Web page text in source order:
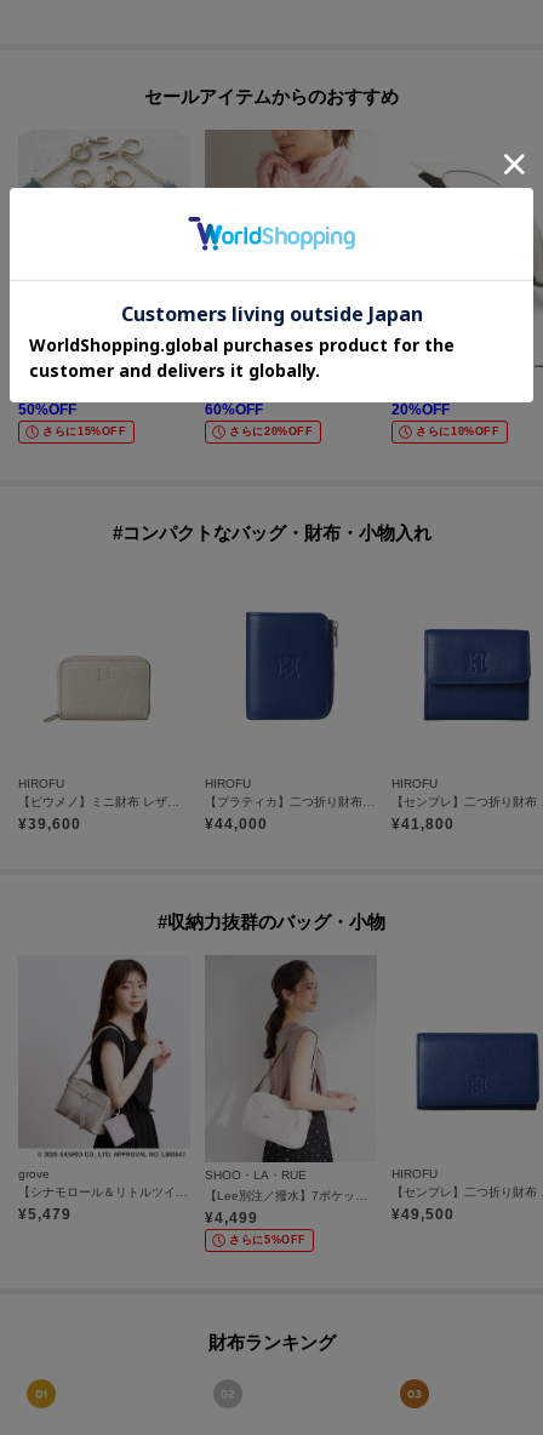
◆お届け時期の違う予約商品を、複数点カートに入れた場合、カートグルー
各お届け時期毎に、商品の発送をご希望の場合は1点づつカートに入れてご購
入ください。カートグループについてはこちら
セールアイテムからのおすすめ
UNTITLED
【MILOS】別注アルファベットチャーム
50%OFF
さらに15%OFF
UNTITLED
コットンリネンストール
60%OFF
さらに20%OFF
one'sterrace
20%OFF
さらに10%OFF
#コンパクトなバッグ・財布・小物入れ
HIROFU
【ピウメノ】ミニ財布 レザー コンパクト ウォレット コインケース カードケース 本革（商品番号：P25-65312）
¥39,600
HIROFU
【プラティカ】二つ折り財布 レザー コンパクト ウォレット 本革（商品番号：P25-50805）
¥44,000
HIROFU
【セン
¥41,800
#収納力抜群のバッグ・小物
grove
¥5,479
SHOO・LA・RUE
¥4,499
さらに5%OFF
HIROFU
¥49,500
財布ランキング